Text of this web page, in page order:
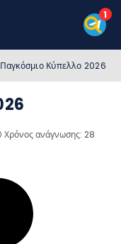
Παγκόσμιο Κύπελλο 2026
ανάγνωσης: 28